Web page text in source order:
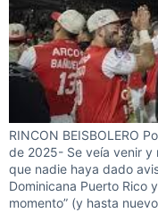
RINCON BEISBOLERO
de 2025- Se veía venir y
que nadie haya dado
Dominicana Puerto Rico
momento” (y hasta